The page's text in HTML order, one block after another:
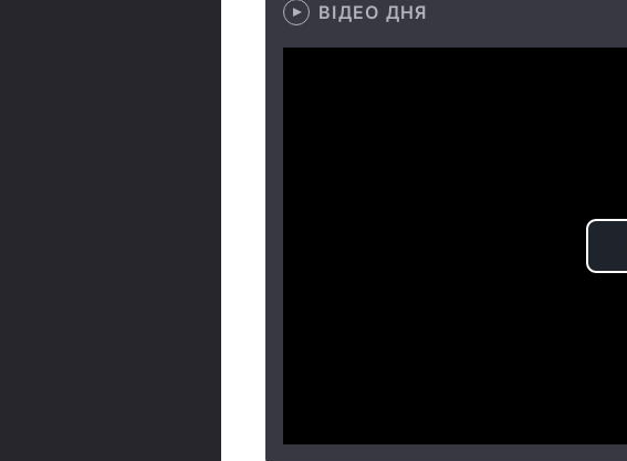
ВІДЕО ДНЯ